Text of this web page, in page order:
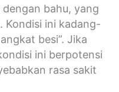
bahu, yang
Kondisi ini kadang-
besi”. Jika
ini berpotensi
rasa sakit